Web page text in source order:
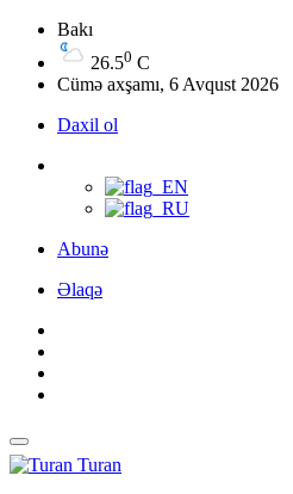
Bakı
26.50 C
Cümə axşamı, 6 Avqust 2026
Daxil ol
Abunə
Əlaqə
Turan